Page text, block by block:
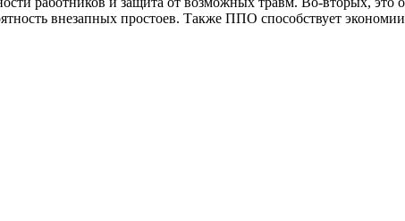
внезапных простоев. Также ППО способствует